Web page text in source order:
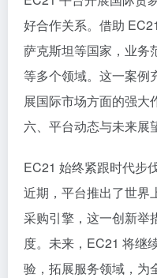
好合作关系。借助
萨克斯坦等国家，业务
等多个领域。这一案例
展国际市场方面的强大
六、平台动态与未来展
EC21 始终紧跟时代步
近期，平台推出了世界
采购引擎，这一创新举
度。未来，EC21 将继
验，拓展服务领域，为